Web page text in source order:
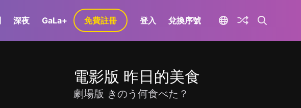
深夜 GaLa+ 免費註冊 登入 兌換序號
電影版 昨日的美食
劇場版 きのう何食べた？